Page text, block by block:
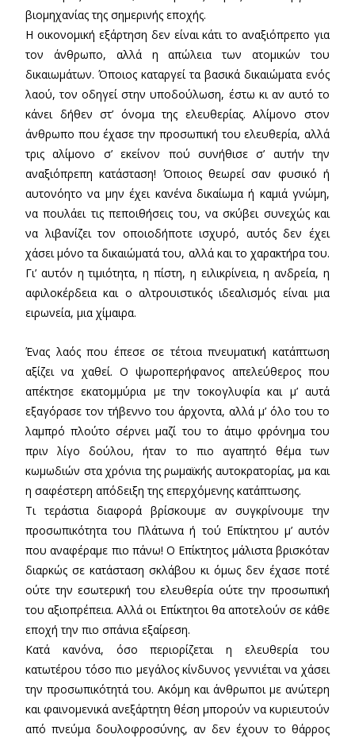
βιομηχανίας της σημερινής εποχής.
Η οικονομική εξάρτηση δεν είναι κάτι το αναξιόπρεπο για
τον άνθρωπο, αλλά η απώλεια των ατομικών του
δικαιωμάτων. Όποιος καταργεί τα βασικά δικαιώματα ενός
λαού, τον οδηγεί στην υποδούλωση, έστω κι αν αυτό το
κάνει δήθεν στ’ όνομα της ελευθερίας. Αλίμονο στον
άνθρωπο που έχασε την προσωπική του ελευθερία, αλλά
τρις αλίμονο σ’ εκείνον πού συνήθισε σ’ αυτήν την
αναξιόπρεπη κατάσταση! Όποιος θεωρεί σαν φυσικό ή
αυτονόητο να μην έχει κανένα δικαίωμα ή καμιά γνώμη,
να πουλάει τις πεποιθήσεις του, να σκύβει συνεχώς και
να λιβανίζει τον οποιοδήποτε ισχυρό, αυτός δεν έχει
χάσει μόνο τα δικαιώματά του, αλλά και το χαρακτήρα του.
Γι’ αυτόν η τιμιότητα, η πίστη, η ειλικρίνεια, η ανδρεία, η
αφιλοκέρδεια και ο αλτρουιστικός ιδεαλισμός είναι μια
ειρωνεία, μια χίμαιρα.
Ένας λαός που έπεσε σε τέτοια πνευματική κατάπτωση
αξίζει να χαθεί. Ο ψωροπερήφανος απελεύθερος που
απέκτησε εκατομμύρια με την τοκογλυφία και μ’ αυτά
εξαγόρασε τον τήβεννο του άρχοντα, αλλά μ’ όλο του το
λαμπρό πλούτο σέρνει μαζί του το άτιμο φρόνημα του
πριν λίγο δούλου, ήταν το πιο αγαπητό θέμα των
κωμωδιών στα χρόνια της ρωμαϊκής αυτοκρατορίας, μα και
η σαφέστερη απόδειξη της επερχόμενης κατάπτωσης.
Τι τεράστια διαφορά βρίσκουμε αν συγκρίνουμε την
προσωπικότητα του Πλάτωνα ή τού Επίκτητου μ’ αυτόν
που αναφέραμε πιο πάνω! Ο Επίκτητος μάλιστα βρισκόταν
διαρκώς σε κατάσταση σκλάβου κι όμως δεν έχασε ποτέ
ούτε την εσωτερική του ελευθερία ούτε την προσωπική
του αξιοπρέπεια. Αλλά οι Επίκτητοι θα αποτελούν σε κάθε
εποχή την πιο σπάνια εξαίρεση.
Κατά κανόνα, όσο περιορίζεται η ελευθερία του
κατωτέρου τόσο πιο μεγάλος κίνδυνος γεννιέται να χάσει
την προσωπικότητά του. Ακόμη και άνθρωποι με ανώτερη
και φαινομενικά ανεξάρτητη θέση μπορούν να κυριευτούν
από πνεύμα δουλοφροσύνης, αν δεν έχουν το θάρρος